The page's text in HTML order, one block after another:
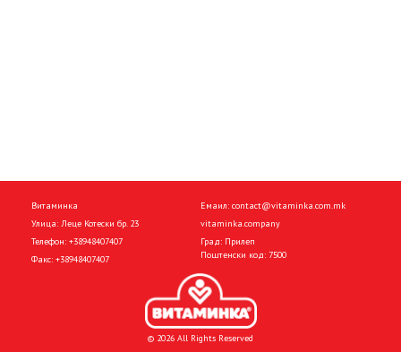
Витаминка
Улица: Леце Котески бр. 23
Телефон: +38948407407
Факс: +38948407407
Емаил: contact@vitaminka.com.mk
vitaminka.company
Град: Прилеп
Поштенски код: 7500
© 2026 All Rights Reserved